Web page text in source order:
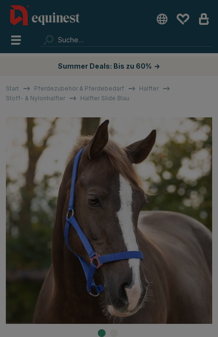
Summer Deals: Bis zu 60% →
Start Pferdezubehör & Pferdebedarf
Halfter
Stoff- & Nylonhalfter
Halfter Slide Blau